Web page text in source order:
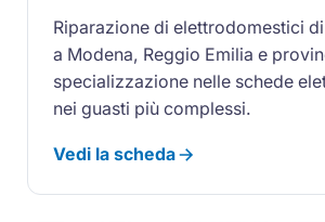
Riparazione di elettrodomestici
a Modena, Reggio Emilia e
specializzazione nelle schede
nei guasti più complessi.
Vedi la scheda